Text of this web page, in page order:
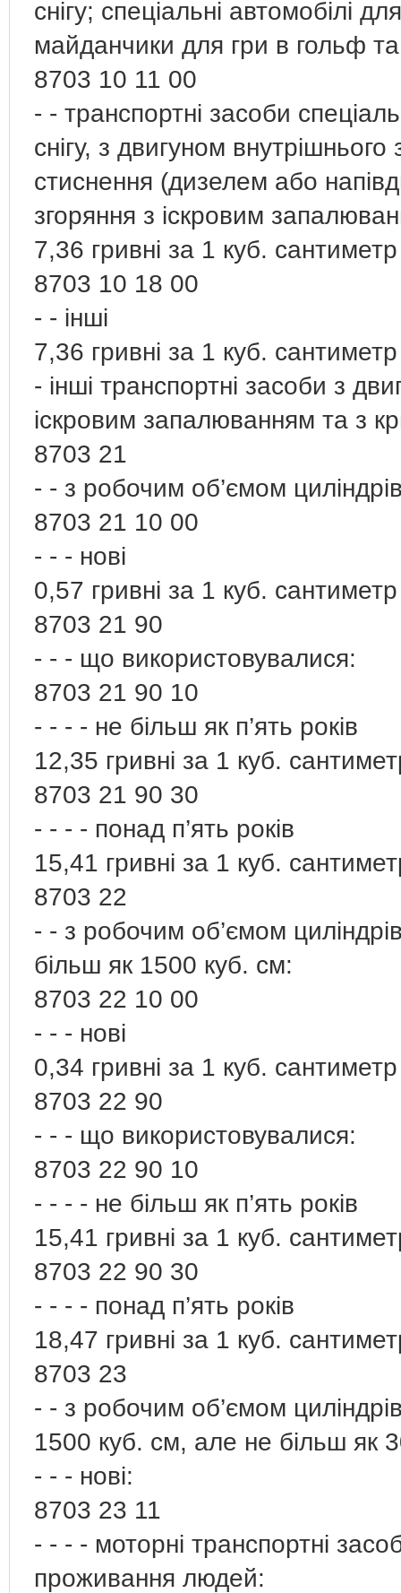
снігу; спеціальні автомобілі
майданчики для гри в гольф та
8703 10 11 00
- - транспортні засоби
снігу, з двигуном
стиснення (дизелем або
згоряння з іскровим
7,36 гривні за 1 куб.
8703 10 18 00
- - інші
7,36 гривні за 1 куб.
- інші транспортні засоби з
іскровим запалюванням та з
8703 21
- - з робочим об’ємом
8703 21 10 00
- - - нові
0,57 гривні за 1 куб.
8703 21 90
- - - що використовувалися:
8703 21 90 10
- - - - не більш як п’ять років
12,35 гривні за 1 куб.
8703 21 90 30
- - - - понад п’ять років
15,41 гривні за 1 куб.
8703 22
- - з робочим об’ємом
більш як 1500 куб. см:
8703 22 10 00
- - - нові
0,34 гривні за 1 куб.
8703 22 90
- - - що використовувалися:
8703 22 90 10
- - - - не більш як п’ять років
15,41 гривні за 1 куб.
8703 22 90 30
- - - - понад п’ять років
18,47 гривні за 1 куб.
8703 23
- - з робочим об’ємом
1500 куб. см, але не більш як
- - - нові:
8703 23 11
- - - - моторні транспортні
проживання людей: